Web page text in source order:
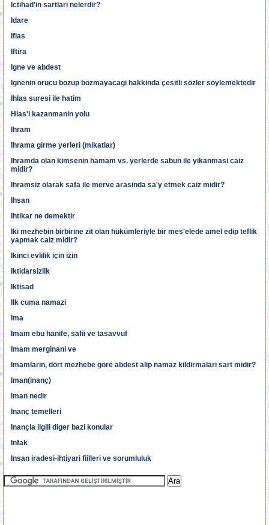
Ictihad'in sartlari nelerdir?
Idare
Iflas
Iftira
Igne ve abdest
Ignenin orucu bozup bozmayacagi hakkinda çesitli sözler söylemektedir
Ihlas suresi ile hatim
Hlas'i kazanmanin yolu
Ihram
Ihrama girme yerleri (mikatlar)
Ihramda olan kimsenin hamam vs. yerlerde sabun ile yikanmasi caiz
midir?
Ihramsiz olarak safa ile merve arasinda sa'y etmek caiz midir?
Ihsan
Ihtikar ne demektir
Iki mezhebin birbirine zit olan hükümleriyle bir mes'elede amel edip teflik
yapmak caiz midir?
Ikinci evlilik için izin
Iktidarsizlik
Iktisad
Ilk cuma namazi
Ima
Imam ebu hanife, safii ve tasavvuf
Imam merginani ve
Imamlarin, dört mezhebe göre abdest alip namaz kildirmalari sart midir?
Iman(inanç)
Iman nedir
Inanç temelleri
Inançla ilgili diger bazi konular
Infak
Insan iradesi-ihtiyari fiilleri ve sorumluluk